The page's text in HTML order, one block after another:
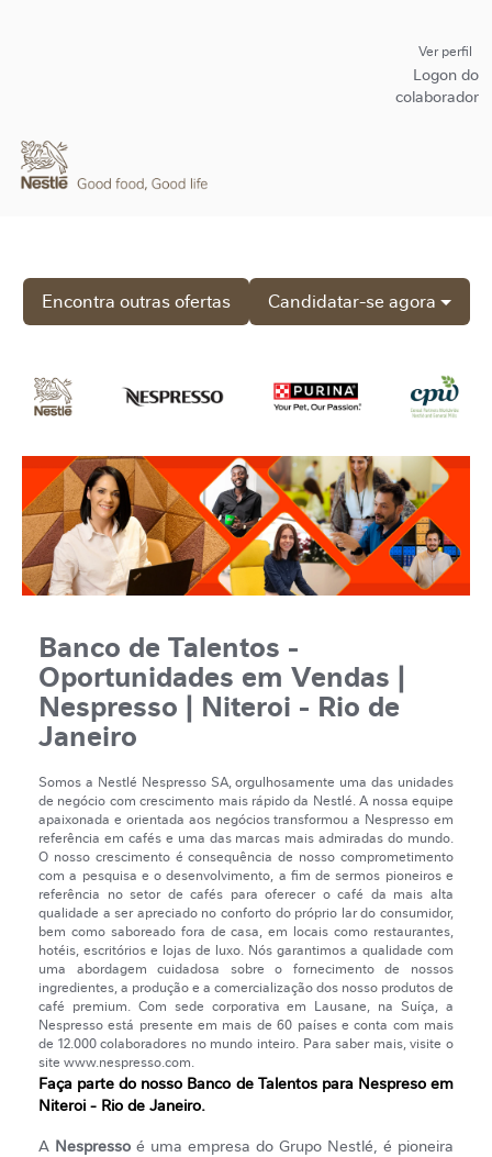
Ver perfil
Logon do
colaborador
Candidatar-se agora
Encontra outras ofertas
Banco de Talentos -
Oportunidades em Vendas |
Nespresso | Niteroi - Rio de
Janeiro
Somos a Nestlé Nespresso SA, orgulhosamente uma das unidades
de negócio com crescimento mais rápido da Nestlé. A nossa equipe
apaixonada e orientada aos negócios transformou a Nespresso em
referência em cafés e uma das marcas mais admiradas do mundo.
O nosso crescimento é consequência de nosso comprometimento
com a pesquisa e o desenvolvimento, a fim de sermos pioneiros e
referência no setor de cafés para oferecer o café da mais alta
qualidade a ser apreciado no conforto do próprio lar do consumidor,
bem como saboreado fora de casa, em locais como restaurantes,
hotéis, escritórios e lojas de luxo. Nós garantimos a qualidade com
uma abordagem cuidadosa sobre o fornecimento de nossos
ingredientes, a produção e a comercialização dos nosso produtos de
café premium. Com sede corporativa em Lausane, na Suíça, a
Nespresso está presente em mais de 60 países e conta com mais
de 12.000 colaboradores no mundo inteiro. Para saber mais, visite o
site www.nespresso.com.
Faça parte do nosso Banco de Talentos para Nespreso em
Niteroi - Rio de Janeiro.
A Nespresso é uma empresa do Grupo Nestlé, é pioneira